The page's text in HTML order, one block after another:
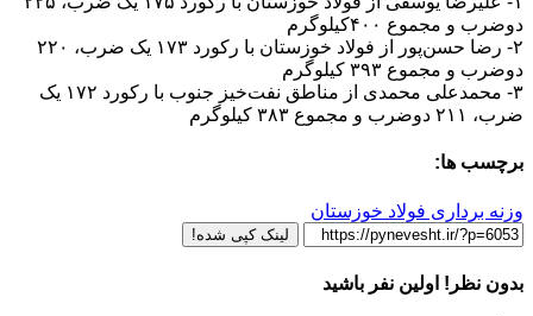
دوضرب و مجموع ۴۰۰کیلوگرم
۲- رضا حسن‌پور از فولاد خوزستان با رکورد ۱۷۳ یک ضرب، ۲۲۰
دوضرب و مجموع ۳۹۳ کیلوگرم
۳- محمدعلی محمدی از مناطق نفت‌خیز جنوب با رکورد ۱۷۲ یک
ضرب، ۲۱۱ دوضرب و مجموع ۳۸۳ کیلوگرم
برچسب ها:
وزنه برداری فولاد خوزستان
لینک کپی شده!
بدون نظر! اولین نفر باشید